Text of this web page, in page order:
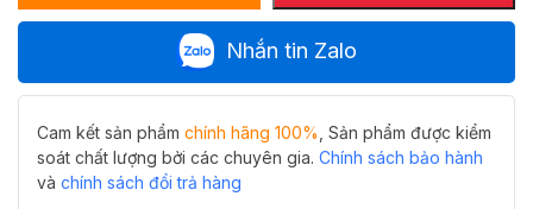
1172
lỗ
tràn
số
lượng
Nhắn tin Zalo
Cam kết sản phẩm chính hãng 100% , Sản phẩm được kiểm
soát chất lượng bởi các chuyên gia. Chính sách bảo hành
và chính sách đổi trả hàng